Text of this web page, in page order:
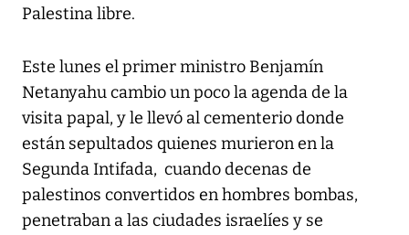
Palestina libre.
Este lunes el primer ministro Benjamín
Netanyahu cambio un poco la agenda de la
visita papal, y le llevó al cementerio donde
están sepultados quienes murieron en la
Segunda Intifada, cuando decenas de
palestinos convertidos en hombres bombas,
penetraban a las ciudades israelíes y se